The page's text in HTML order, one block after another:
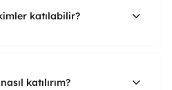
katılabilir?
katılırım?